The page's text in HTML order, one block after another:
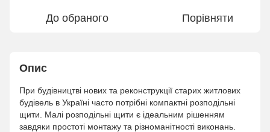
До обраного Порівняти
Опис
При будівництві нових та реконструкції старих житлових
будівель в Україні часто потрібні компактні розподільні
щити. Малі розподільні щити є ідеальним рішенням
завдяки простоті монтажу та різноманітності виконань.